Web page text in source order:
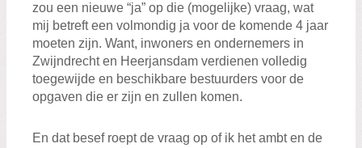
zou een nieuwe “ja” op die (mogelijke) vraag, wat
mij betreft een volmondig ja voor de komende 4 jaar
moeten zijn. Want, inwoners en ondernemers in
Zwijndrecht en Heerjansdam verdienen volledig
toegewijde en beschikbare bestuurders voor de
opgaven die er zijn en zullen komen.
En dat besef roept de vraag op of ik het ambt en de